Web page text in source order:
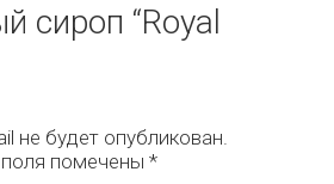
сироп “Royal
не будет опубликован.
помечены *